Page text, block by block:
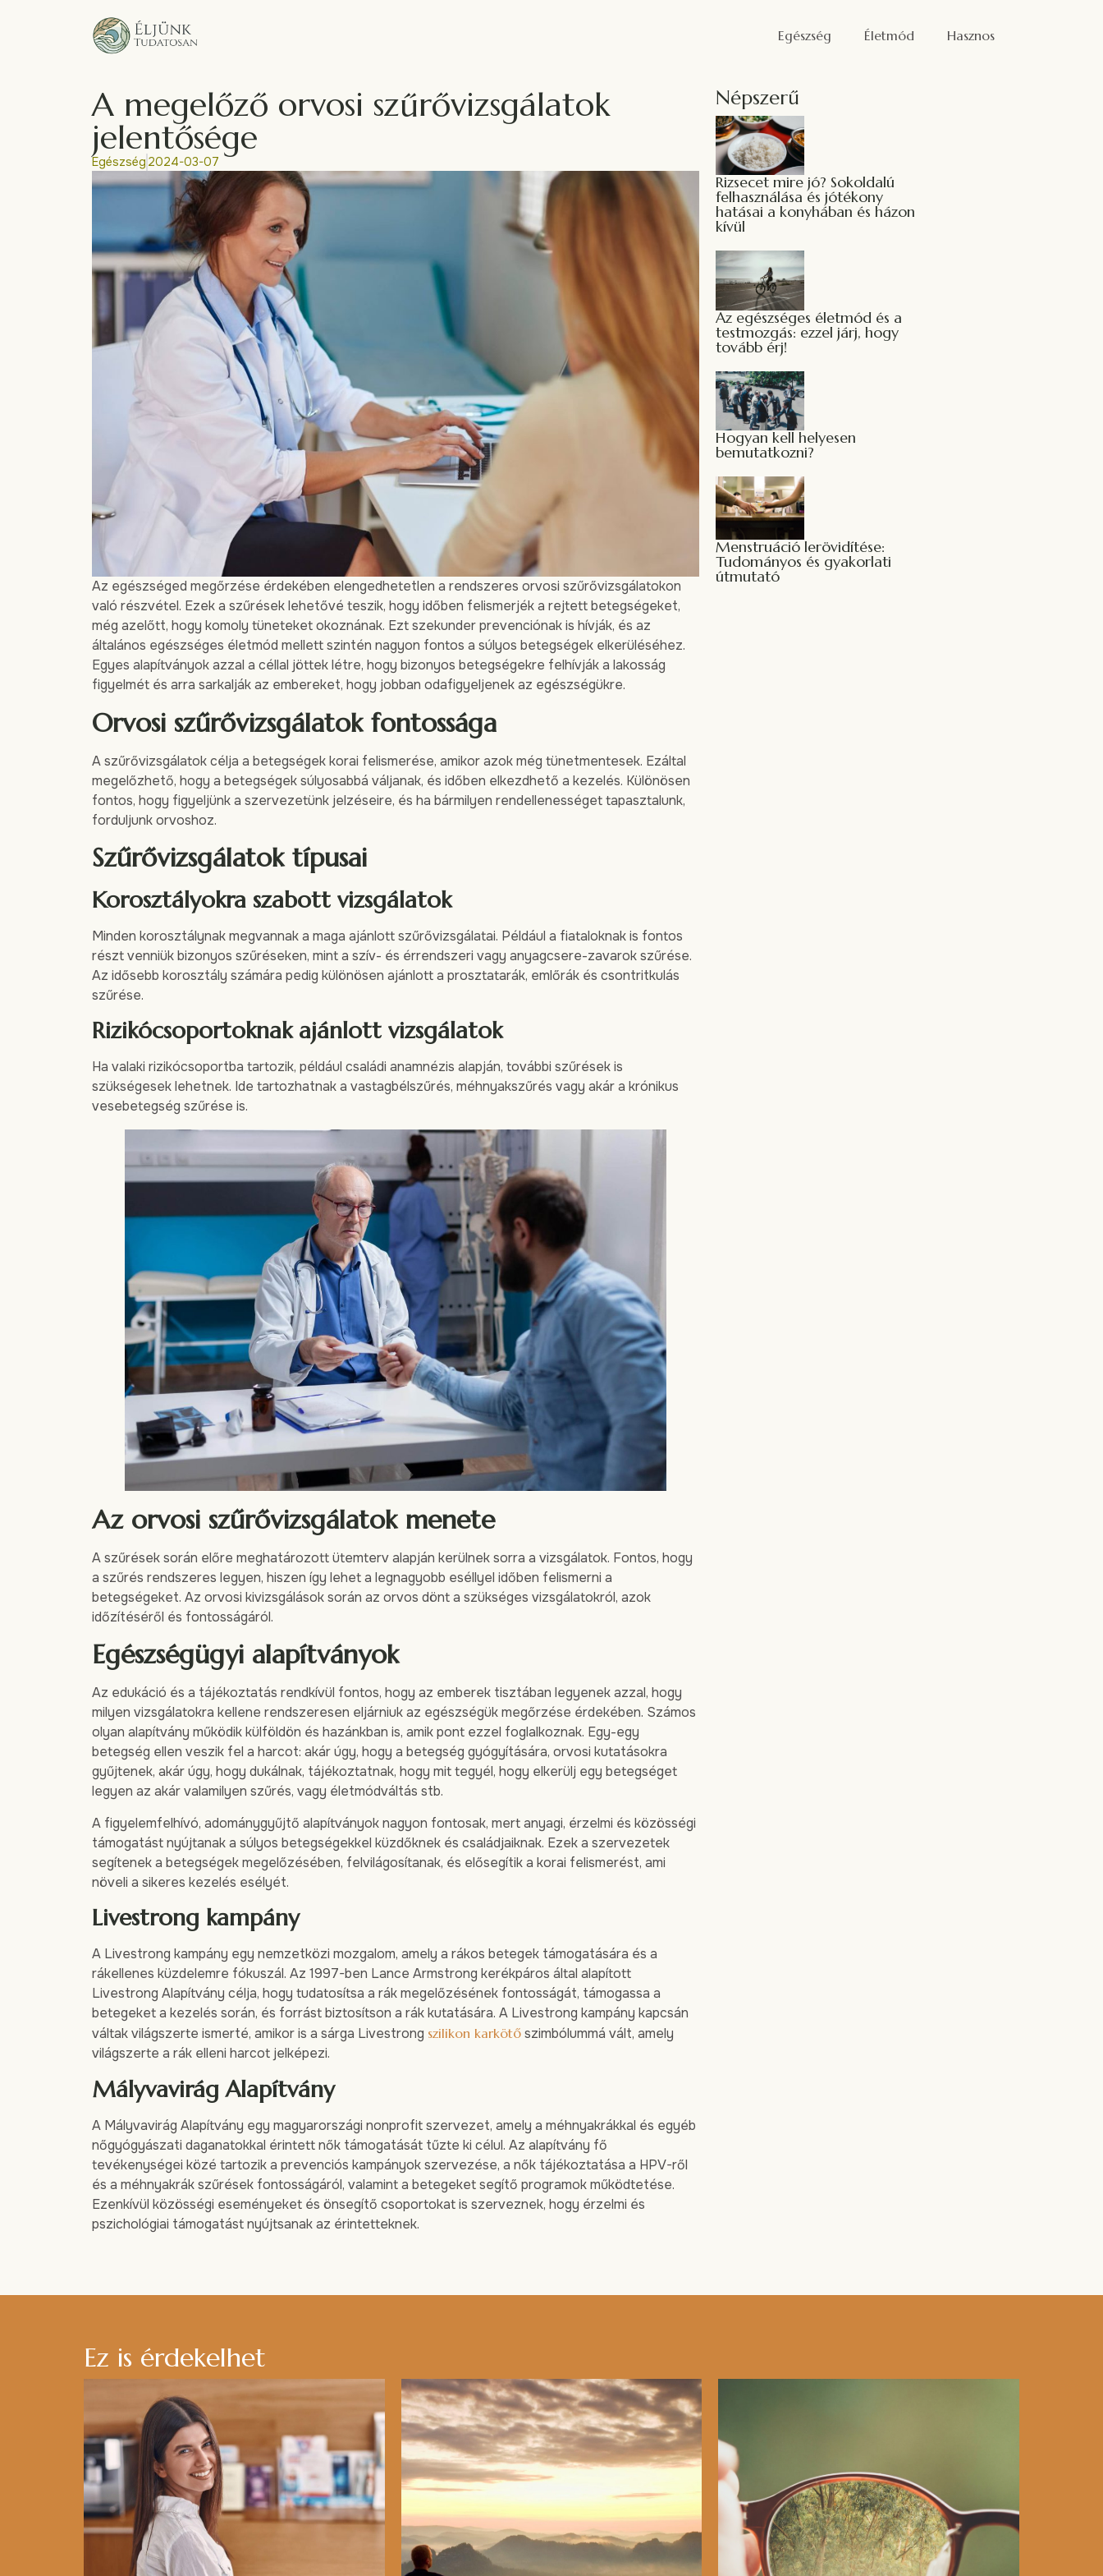
Egészség Életmód Hasznos
A megelőző orvosi szűrővizsgálatok
jelentősége
Egészség 2024-03-07
Az egészséged megőrzése érdekében elengedhetetlen a rendszeres orvosi szűrővizsgálatokon
való részvétel. Ezek a szűrések lehetővé teszik, hogy időben felismerjék a rejtett betegségeket,
még azelőtt, hogy komoly tüneteket okoznának. Ezt szekunder prevenciónak is hívják, és az
általános egészséges életmód mellett szintén nagyon fontos a súlyos betegségek elkerüléséhez.
Egyes alapítványok azzal a céllal jöttek létre, hogy bizonyos betegségekre felhívják a lakosság
figyelmét és arra sarkalják az embereket, hogy jobban odafigyeljenek az egészségükre.
Orvosi szűrővizsgálatok fontossága
A szűrővizsgálatok célja a betegségek korai felismerése, amikor azok még tünetmentesek. Ezáltal
megelőzhető, hogy a betegségek súlyosabbá váljanak, és időben elkezdhető a kezelés. Különösen
fontos, hogy figyeljünk a szervezetünk jelzéseire, és ha bármilyen rendellenességet tapasztalunk,
forduljunk orvoshoz.
Szűrővizsgálatok típusai
Korosztályokra szabott vizsgálatok
Minden korosztálynak megvannak a maga ajánlott szűrővizsgálatai. Például a fiataloknak is fontos
részt venniük bizonyos szűréseken, mint a szív- és érrendszeri vagy anyagcsere-zavarok szűrése.
Az idősebb korosztály számára pedig különösen ajánlott a prosztatarák, emlőrák és csontritkulás
szűrése.
Rizikócsoportoknak ajánlott vizsgálatok
Ha valaki rizikócsoportba tartozik, például családi anamnézis alapján, további szűrések is
szükségesek lehetnek. Ide tartozhatnak a vastagbélszűrés, méhnyakszűrés vagy akár a krónikus
vesebetegség szűrése is.
Az orvosi szűrővizsgálatok menete
A szűrések során előre meghatározott ütemterv alapján kerülnek sorra a vizsgálatok. Fontos, hogy
a szűrés rendszeres legyen, hiszen így lehet a legnagyobb eséllyel időben felismerni a
betegségeket. Az orvosi kivizsgálások során az orvos dönt a szükséges vizsgálatokról, azok
időzítéséről és fontosságáról.
Egészségügyi alapítványok
Az edukáció és a tájékoztatás rendkívül fontos, hogy az emberek tisztában legyenek azzal, hogy
milyen vizsgálatokra kellene rendszeresen eljárniuk az egészségük megőrzése érdekében. Számos
olyan alapítvány működik külföldön és hazánkban is, amik pont ezzel foglalkoznak. Egy-egy
betegség ellen veszik fel a harcot: akár úgy, hogy a betegség gyógyítására, orvosi kutatásokra
gyűjtenek, akár úgy, hogy dukálnak, tájékoztatnak, hogy mit tegyél, hogy elkerülj egy betegséget
legyen az akár valamilyen szűrés, vagy életmódváltás stb.
A figyelemfelhívó, adománygyűjtő alapítványok nagyon fontosak, mert anyagi, érzelmi és közösségi
támogatást nyújtanak a súlyos betegségekkel küzdőknek és családjaiknak. Ezek a szervezetek
segítenek a betegségek megelőzésében, felvilágosítanak, és elősegítik a korai felismerést, ami
növeli a sikeres kezelés esélyét.
Livestrong kampány
A Livestrong kampány egy nemzetközi mozgalom, amely a rákos betegek támogatására és a
rákellenes küzdelemre fókuszál. Az 1997-ben Lance Armstrong kerékpáros által alapított
Livestrong Alapítvány célja, hogy tudatosítsa a rák megelőzésének fontosságát, támogassa a
betegeket a kezelés során, és forrást biztosítson a rák kutatására. A Livestrong kampány kapcsán
váltak világszerte ismerté, amikor is a sárga Livestrong szilikon karkötő szimbólummá vált, amely
világszerte a rák elleni harcot jelképezi.
Mályvavirág Alapítvány
A Mályvavirág Alapítvány egy magyarországi nonprofit szervezet, amely a méhnyakrákkal és egyéb
nőgyógyászati daganatokkal érintett nők támogatását tűzte ki célul. Az alapítvány fő
tevékenységei közé tartozik a prevenciós kampányok szervezése, a nők tájékoztatása a HPV-ről
és a méhnyakrák szűrések fontosságáról, valamint a betegeket segítő programok működtetése.
Ezenkívül közösségi eseményeket és önsegítő csoportokat is szerveznek, hogy érzelmi és
pszichológiai támogatást nyújtsanak az érintetteknek.
Népszerű
Rizsecet mire jó? Sokoldalú
felhasználása és jótékony
hatásai a konyhában és házon
kívül
Az egészséges életmód és a
testmozgás: ezzel járj, hogy
tovább érj!
Hogyan kell helyesen
bemutatkozni?
Menstruáció lerövidítése:
Tudományos és gyakorlati
útmutató
Ez is érdekelhet